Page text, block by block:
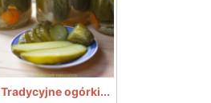
Tradycyjne ogórki...